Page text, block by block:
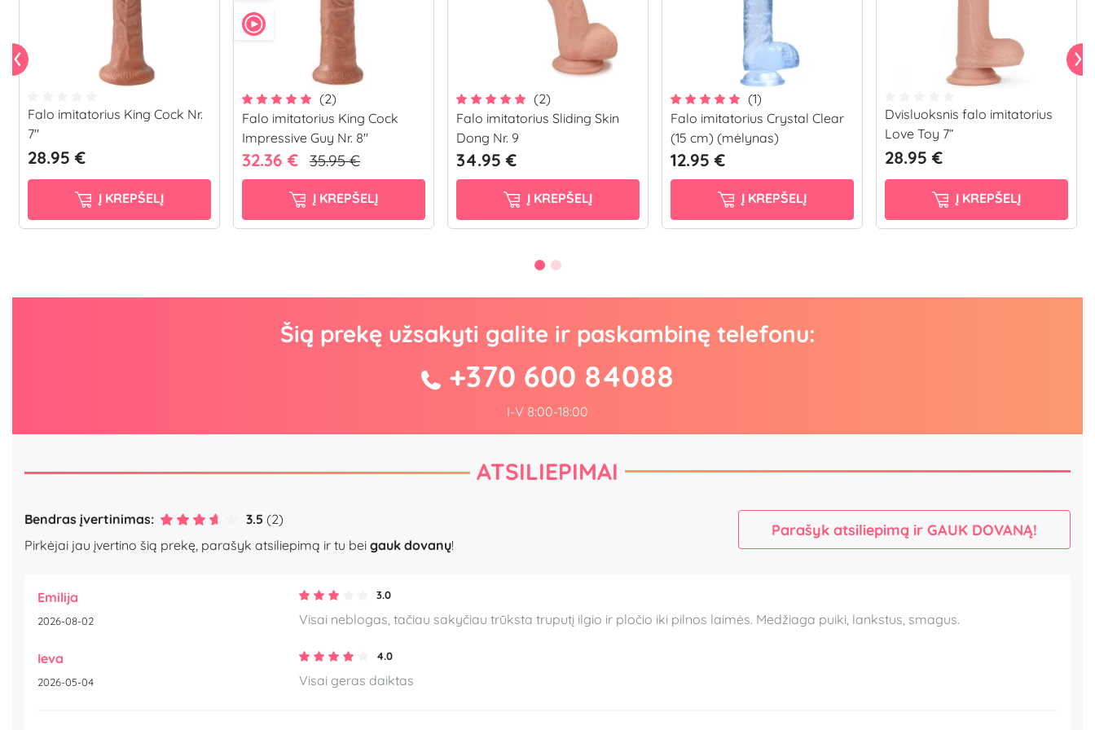
Falo imitatorius King Cock Nr.
7"
28.95 €
Į KREPŠELĮ
(2)
Falo imitatorius King Cock
Impressive Guy Nr. 8"
32.36 € 35.95 €
Į KREPŠELĮ
(2)
Falo imitatorius Sliding Skin
Dong Nr. 9
34.95 €
Į KREPŠELĮ
(1)
Falo imitatorius Crystal Clear
(15 cm) (mėlynas)
12.95 €
Į KREPŠELĮ
Dvisluoksnis falo imitatorius
Love Toy 7“
28.95 €
Į KREPŠELĮ
Šią prekę užsakyti galite ir paskambinę telefonu:
+370 600 84088
I-V 8:00-18:00
ATSILIEPIMAI
Bendras įvertinimas: 3.5 (2)
Pirkėjai jau įvertino šią prekę, parašyk atsiliepimą ir tu bei gauk dovanų!
Parašyk atsiliepimą ir GAUK DOVANĄ!
Emilija
2026-08-02
3.0
Visai neblogas, tačiau sakyčiau trūksta truputį ilgio ir pločio iki pilnos laimės. Medžiaga puiki, lankstus, smagus.
Ieva
2026-05-04
4.0
Visai geras daiktas